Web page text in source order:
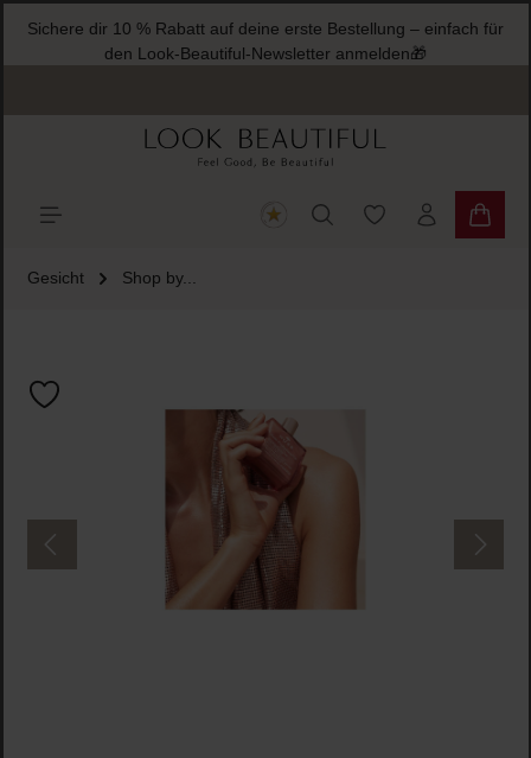
springen
Sichere dir 10 % Rabatt auf deine erste Bestellung – einfach für
den Look-Beautiful-Newsletter anmelden🎁
Du hast 0
Gesicht Shop by...